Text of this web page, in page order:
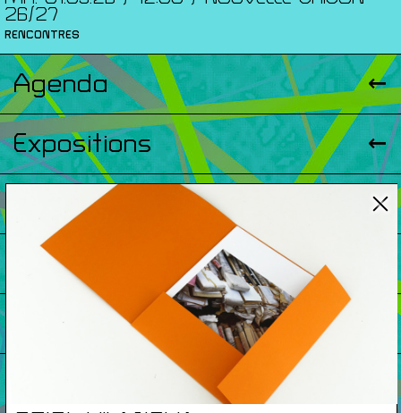
26/27
RENCONTRES
Agenda
Expositions
Éditions
Artists Print
Podcasts